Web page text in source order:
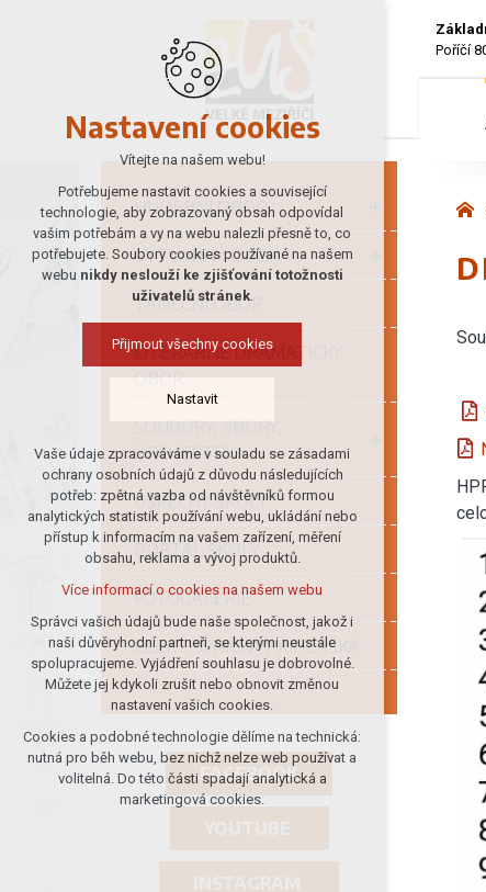
Poříčí
HUDEBNÍ OBOR
VÝTVARNÝ OBOR
TANEČNÍ OBOR
LITERÁRNĚ DRAMATICKÝ
OBOR
SOUBORY, SBORY,
ORCHESTRY
ÚSPĚCHY ŠKOLY
PORTÁL ŠKOLY
FOTOGALERIE
ELEKTRONICKÁ PŘIHLÁŠKA
FACEBOOK
Nastavení cookies
Vítejte na našem webu!
Potřebujeme nastavit cookies a související
technologie, aby zobrazovaný obsah odpovídal
vašim potřebám a vy na webu nalezli přesně to, co
potřebujete. Soubory cookies používané na našem
webu nikdy neslouží ke zjišťování totožnosti
uživatelů stránek.
Přijmout všechny cookies
Nastavit
Technická cookies
nutná pro provozování webu
udržení kontextu stránek (session):
případná přihlášení, volby jazyka, apod.
Volitelná cookies
analytická pro anonymizované
vyhodnocení návštěvnosti
marketingová cookies (Google)
Více informací o cookies na našem webu
Přijmout všechny cookies
Odmítnout vše
Vaše údaje zpracováváme v souladu se zásadami
ochrany osobních údajů z důvodu následujících
potřeb: zpětná vazba od návštěvníků formou
analytických statistik používání webu, ukládání nebo
přístup k informacím na vašem zařízení, měření
obsahu, reklama a vývoj produktů.
Více informací o cookies na našem webu
Správci vašich údajů bude naše společnost, jakož i
naši důvěryhodní partneři, se kterými neustále
spolupracujeme. Vyjádření souhlasu je dobrovolné.
Můžete jej kdykoli zrušit nebo obnovit změnou
nastavení vašich cookies.
Cookies a podobné technologie dělíme na technická:
nutná pro běh webu, bez nichž nelze web používat a
volitelná. Do této části spadají analytická a
marketingová cookies.